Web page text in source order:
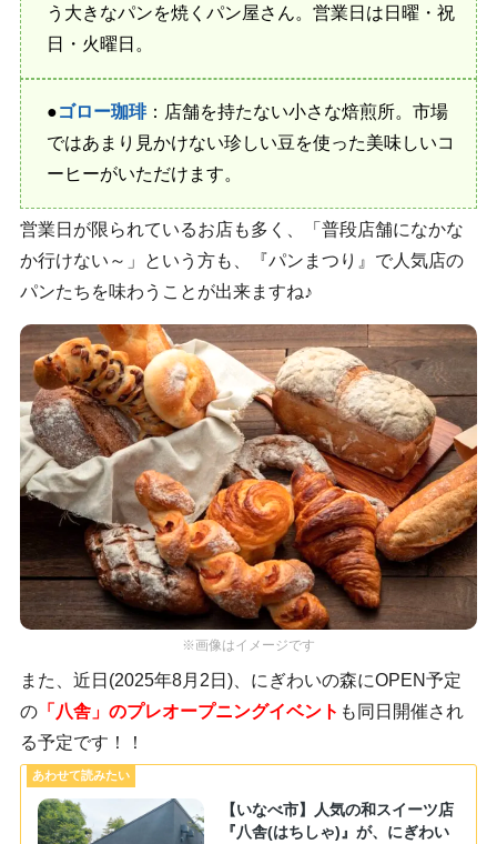
う大きなパンを焼くパン屋さん。営業日は日曜・祝
日・火曜日。
●ゴロー珈琲：店舗を持たない小さな焙煎所。市場
ではあまり見かけない珍しい豆を使った美味しいコ
ーヒーがいただけます。
営業日が限られているお店も多く、「普段店舗になかな
か行けない～」という方も、『パンまつり』で人気店の
パンたちを味わうことが出来ますね♪
※画像はイメージです
また、近日(2025年8月2日)、にぎわいの森にOPEN予定
の「八舎」のプレオープニングイベント も同日開催され
る予定です！！
【いなべ市】人気の和スイーツ店
『八舎(はちしゃ)』が、にぎわい